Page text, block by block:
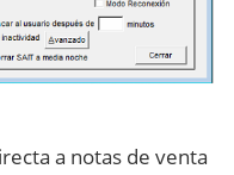
a notas de venta